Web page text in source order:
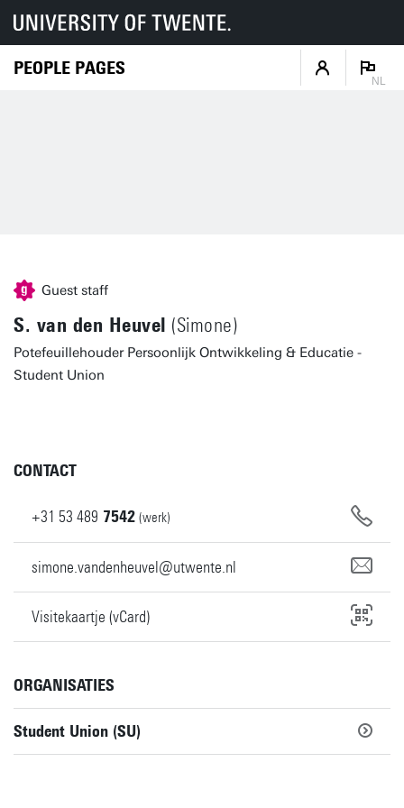
PEOPLE PAGES
NL
Guest staff
S. van den Heuvel (Simone)
Potefeuillehouder Persoonlijk Ontwikkeling & Educatie -
Student Union
CONTACT
+31 53 489 7542 (werk)
simone.vandenheuvel@utwente.nl
Visitekaartje (vCard)
ORGANISATIES
Student Union (SU)